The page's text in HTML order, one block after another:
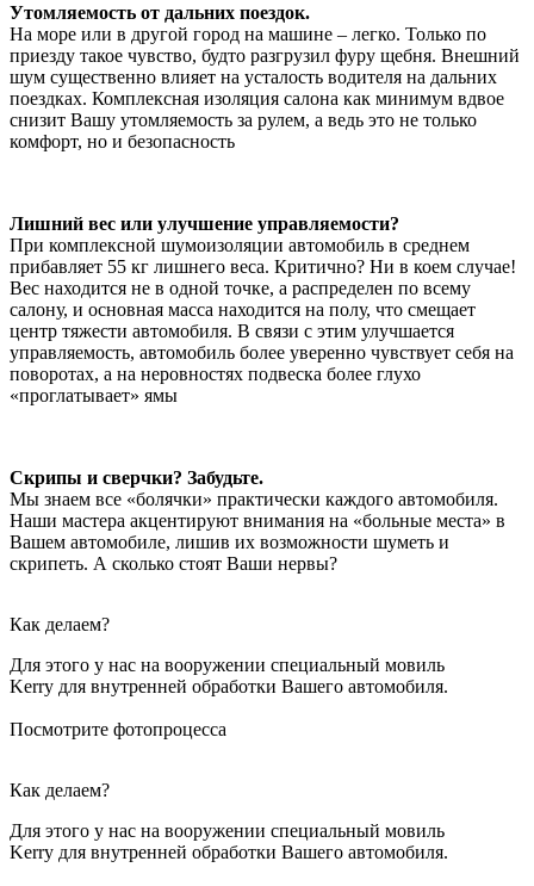
Утомляемость от дальних поездок.
На море или в другой город на машине – легко. Только по
приезду такое чувство, будто разгрузил фуру щебня. Внешний
шум существенно влияет на усталость водителя на дальних
поездках. Комплексная изоляция салона как минимум вдвое
снизит Вашу утомляемость за рулем, а ведь это не только
комфорт, но и безопасность
Лишний вес или улучшение управляемости?
При комплексной шумоизоляции автомобиль в среднем
прибавляет 55 кг лишнего веса. Критично? Ни в коем случае!
Вес находится не в одной точке, а распределен по всему
салону, и основная масса находится на полу, что смещает
центр тяжести автомобиля. В связи с этим улучшается
управляемость, автомобиль более уверенно чувствует себя на
поворотах, а на неровностях подвеска более глухо
«проглатывает» ямы
Скрипы и сверчки? Забудьте.
Мы знаем все «болячки» практически каждого автомобиля.
Наши мастера акцентируют внимания на «больные места» в
Вашем автомобиле, лишив их возможности шуметь и
скрипеть. А сколько стоят Ваши нервы?
Как делаем?
Для этого у нас на вооружении специальный мовиль
Kerry для внутренней обработки Вашего автомобиля.
Посмотрите фотопроцесса
Как делаем?
Для этого у нас на вооружении специальный мовиль
Kerry для внутренней обработки Вашего автомобиля.